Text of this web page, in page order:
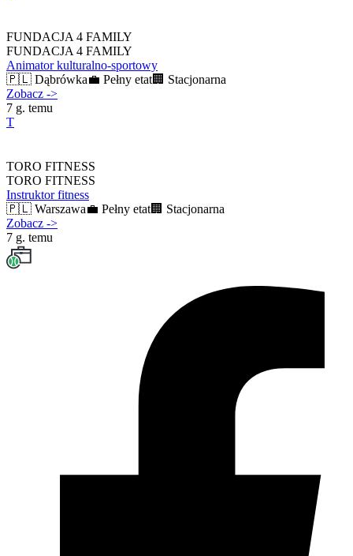
FUNDACJA 4 FAMILY
FUNDACJA 4 FAMILY
Animator kulturalno-sportowy
🇵🇱 Dąbrówka💼 Pełny etat🏢 Stacjonarna
Zobacz ->
7 g. temu
T
TORO FITNESS
TORO FITNESS
Instruktor fitness
🇵🇱 Warszawa💼 Pełny etat🏢 Stacjonarna
Zobacz ->
7 g. temu